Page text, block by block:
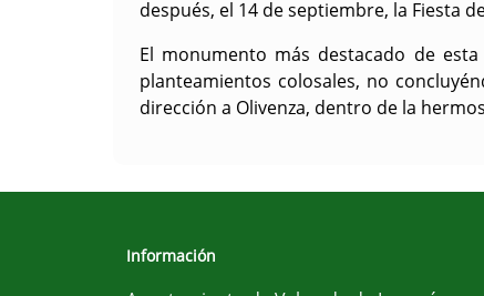
después, el 14 de septiembre, la Fiesta
El monumento más destacado de
planteamientos colosales, no
dirección a Olivenza, dentro de la
Información